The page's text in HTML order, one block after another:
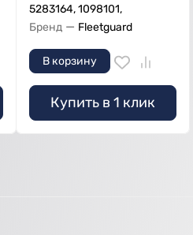
5283164, 1098101,
Бренд — Fleetguard
В корзину
Купить в 1 клик